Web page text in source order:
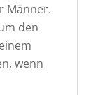
Männer.
den
wenn